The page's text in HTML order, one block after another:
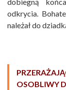
odkrycia.
należał do
OSOBLIWY